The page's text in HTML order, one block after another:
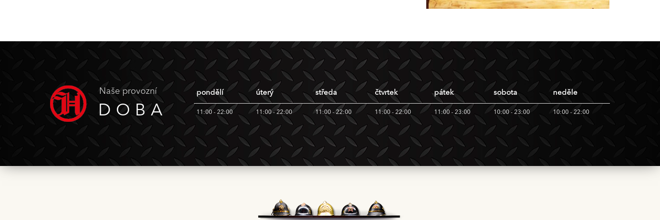
DOBA
Naše provozní pondělí úterý středa čtvrtek pátek sobota neděle
11:00 - 22:00 11:00 - 22:00 11:00 - 22:00 11:00 - 22:00 11:00 - 23:00 10:00 - 23:00 10:00 - 22:00